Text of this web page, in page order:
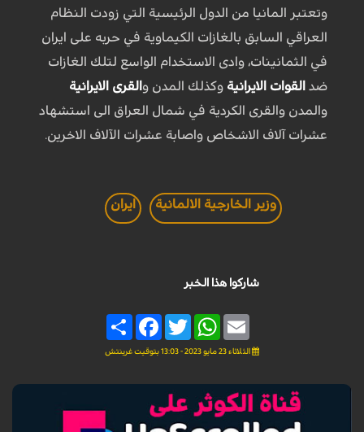
وتعتبر المانيا من الدول الرئيسية التي زودت النظام
العراقي السابق بالغازات الكيماوية في حربه على ايران
في الثمانينات، وادى الاستخدام الواسع لتلك الغازات
ضد القوات الايرانية وكذلك المدن و القرى الايرانية
والمدن والقرى الكردية في شمال العراق الى استشهاد
عشرات آلاف الاشخاص واصابة عشرات الآلاف الاخرين.
وزير الخارجية الالمانية ايران
شاركوا هذا الخبر
Share
FacebookTwitter
WhatsAppEmail
الثلاثاء 23 مايو 2023 - 13:03 بتوقيت غرينتش